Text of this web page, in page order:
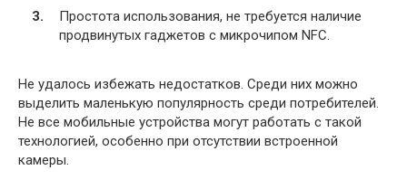
Простота использования, не требуется наличие
продвинутых гаджетов с микрочипом NFC.
Не удалось избежать недостатков. Среди них можно
выделить маленькую популярность среди потребителей.
Не все мобильные устройства могут работать с такой
технологией, особенно при отсутствии встроенной
камеры.